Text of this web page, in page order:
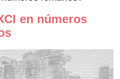
en números